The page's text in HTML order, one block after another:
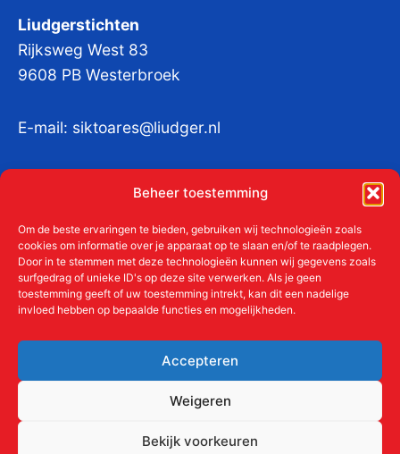
Beheer toestemming
Om de beste ervaringen te bieden, gebruiken wij technologieën zoals
cookies om informatie over je apparaat op te slaan en/of te raadplegen.
Door in te stemmen met deze technologieën kunnen wij gegevens zoals
surfgedrag of unieke ID's op deze site verwerken. Als je geen
toestemming geeft of uw toestemming intrekt, kan dit een nadelige
invloed hebben op bepaalde functies en mogelijkheden.
Accepteren
Weigeren
Bekijk voorkeuren
Liudgerstichten
Rijksweg West 83
9608 PB Westerbroek
E-mail: siktoares@liudger.nl
KvKnr:41011712
Meer over de Liudgerstichten
Aanmelden als donateur
ANBI
Contact